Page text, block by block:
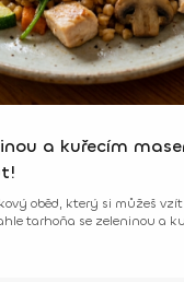
a kuřecím
oběd, který si můžeš vzít
tarhoňa se zeleninou a